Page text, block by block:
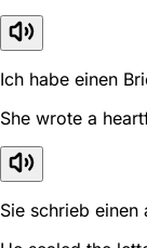
Ich habe einen
She wrote a
Sie schrieb